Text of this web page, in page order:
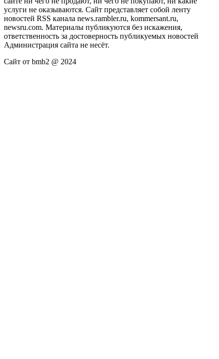
услуги не оказываются. Сайт представляет собой ленту
новостей RSS канала news.rambler.ru, kommersant.ru,
newsru.com. Материалы публикуются без искажения,
ответственность за достоверность публикуемых новостей
Администрация сайта не несёт.
Сайт от bmb2 @ 2024